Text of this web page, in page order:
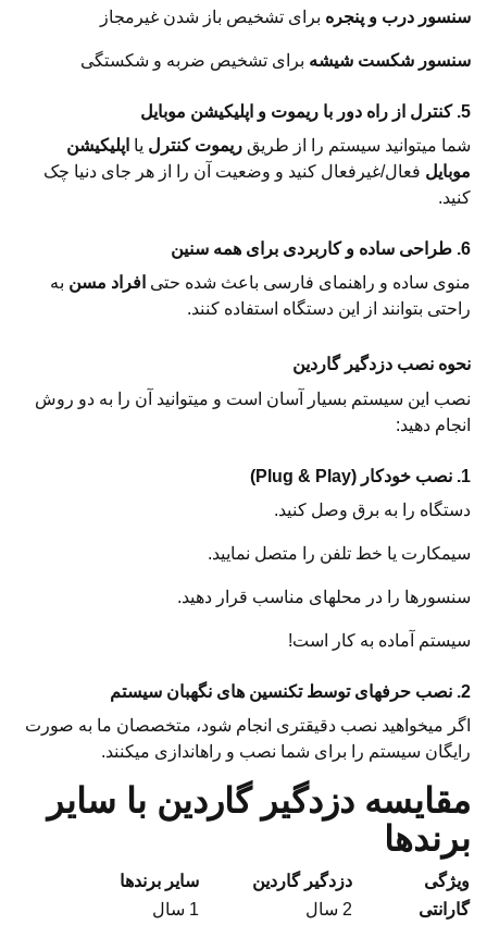
سنسور درب و پنجره برای تشخیص باز شدن غیرمجاز
سنسور شکست شیشه برای تشخیص ضربه و شکستگی
5. کنترل از راه دور با ریموت و اپلیکیشن موبایل
شما میتوانید سیستم را از طریق ریموت کنترل یا اپلیکیشن
موبایل فعال/غیرفعال کنید و وضعیت آن را از هر جای دنیا چک
کنید.
6. طراحی ساده و کاربردی برای همه سنین
منوی ساده و راهنمای فارسی باعث شده حتی افراد مسن به
راحتی بتوانند از این دستگاه استفاده کنند.
نحوه نصب دزدگیر گاردین
نصب این سیستم بسیار آسان است و میتوانید آن را به دو روش
انجام دهید:
1. نصب خودکار (Plug & Play)
دستگاه را به برق وصل کنید.
سیمکارت یا خط تلفن را متصل نمایید.
سنسورها را در محلهای مناسب قرار دهید.
سیستم آماده به کار است!
2. نصب حرفهای توسط تکنسین های نگهبان سیستم
اگر میخواهید نصب دقیقتری انجام شود، متخصصان ما به صورت
رایگان سیستم را برای شما نصب و راهاندازی میکنند.
مقایسه دزدگیر گاردین با سایر
برندها
ویژگی دزدگیر گاردین
سایر برندها
گارانتی
2 سال 1 سال